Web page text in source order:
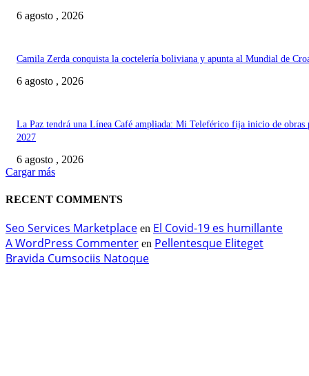
6 agosto , 2026
Camila Zerda conquista la coctelería boliviana y apunta al Mundial de
6 agosto , 2026
La Paz tendrá una Línea Café ampliada: Mi Teleférico fija inicio de obras
2027
6 agosto , 2026
Cargar más
RECENT COMMENTS
Seo Services Marketplace en El Covid-19 es humillante
A WordPress Commenter en Pellentesque Eliteget
Bravida Cumsociis Natoque